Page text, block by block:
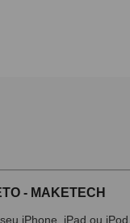
- MAKETECH
iPhone, iPad ou